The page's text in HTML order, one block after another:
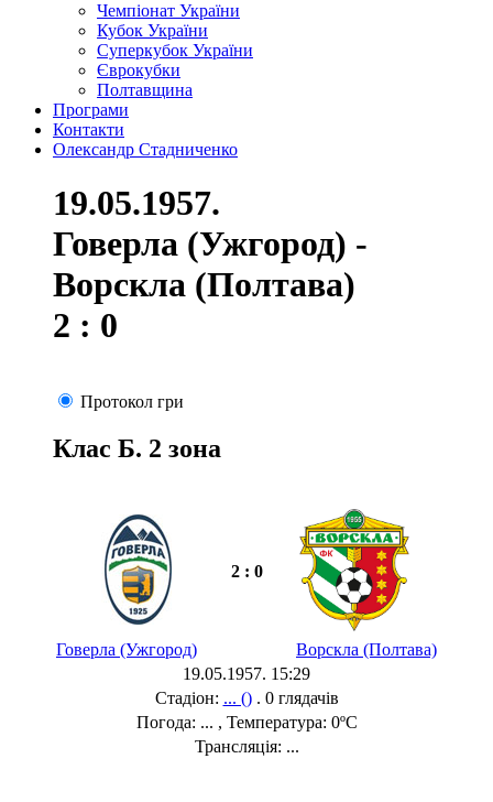
Чемпіонат України
Кубок України
Суперкубок України
Єврокубки
Полтавщина
Програми
Контакти
Олександр Стадниченко
19.05.1957.
Говерла (Ужгород) -
Ворскла (Полтава)
2 : 0
Протокол гри
Клас Б. 2 зона
2 : 0
Говерла (Ужгород)
Ворскла (Полтава)
19.05.1957. 15:29
Стадіон: ... (). 0 глядачів
Погода: ... , Температура: 0ºC
Трансляція: ...